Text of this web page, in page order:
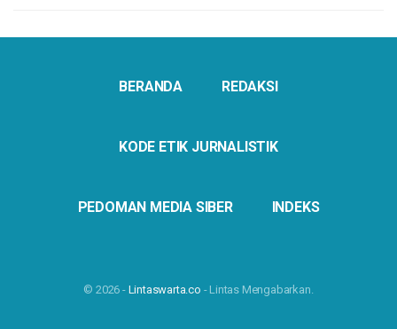
BERANDA REDAKSI
KODE ETIK JURNALISTIK
PEDOMAN MEDIA SIBER INDEKS
© 2026 - Lintaswarta.co - Lintas Mengabarkan.